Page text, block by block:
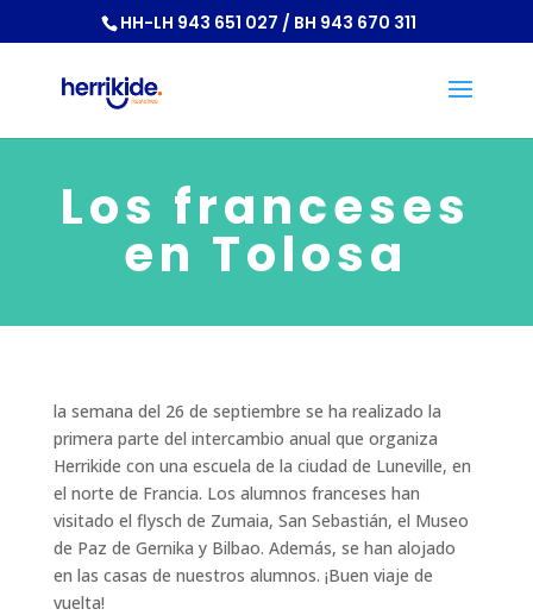
HH-LH 943 651 027 / BH 943 670 311
Los franceses
en Tolosa
la semana del 26 de septiembre se ha realizado la
primera parte del intercambio anual que organiza
Herrikide con una escuela de la ciudad de Luneville, en
el norte de Francia. Los alumnos franceses han
visitado el flysch de Zumaia, San Sebastián, el Museo
de Paz de Gernika y Bilbao. Además, se han alojado
en las casas de nuestros alumnos. ¡Buen viaje de
vuelta!